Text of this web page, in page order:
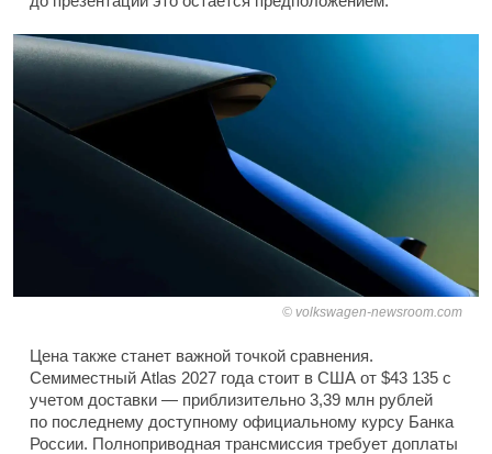
volkswagen-newsroom.com
Цена также станет важной точкой сравнения.
Семиместный Atlas 2027 года стоит в США от $43 135 с
учетом доставки — приблизительно 3,39 млн рублей
по последнему доступному официальному курсу Банка
России. Полноприводная трансмиссия требует доплаты